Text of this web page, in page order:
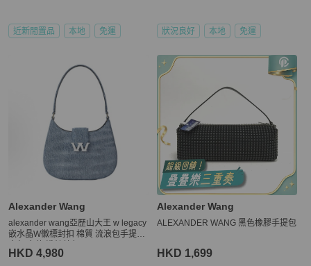
近新閒置品 本地 免運 狀況良好 本地 免運
Alexander Wang
alexander wang亞歷山大王 w legacy
嵌水晶W徽標封扣 棉質 流浪包手提單
HKD 4,980
Alexander Wang
ALEXANDER WANG 黑色橡膠手提包
HKD 1,699